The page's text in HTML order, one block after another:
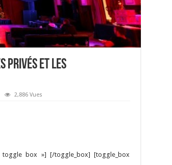
privés et les
2,886 Vues
box »] [/toggle_box] [toggle_box